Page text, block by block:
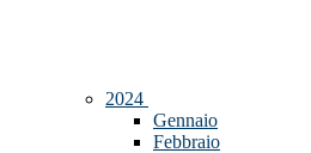
2024
Gennaio
Febbraio